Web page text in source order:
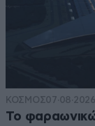
ΚΟΣΜΟΣ
Το